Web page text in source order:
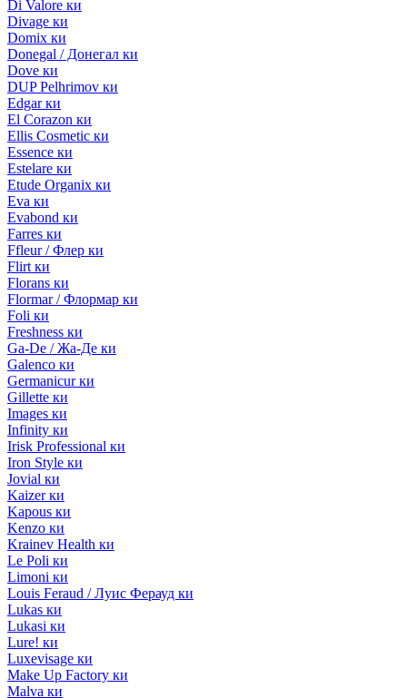
Di Valore ки
Divage ки
Domix ки
Donegal / Донегал ки
Dove ки
DUP Pelhrimov ки
Edgar ки
El Corazon ки
Ellis Cosmetic ки
Essence ки
Estelare ки
Etude Organix ки
Eva ки
Evabond ки
Farres ки
Ffleur / Флер ки
Flirt ки
Florans ки
Flormar / Флормар ки
Foli ки
Freshness ки
Ga-De / Жа-Де ки
Galenco ки
Germanicur ки
Gillette ки
Images ки
Infinity ки
Irisk Professional ки
Iron Style ки
Jovial ки
Kaizer ки
Kapous ки
Kenzo ки
Krainev Health ки
Le Poli ки
Limoni ки
Louis Feraud / Луис Ферауд ки
Lukas ки
Lukasi ки
Lure! ки
Luxevisage ки
Make Up Factory ки
Malva ки